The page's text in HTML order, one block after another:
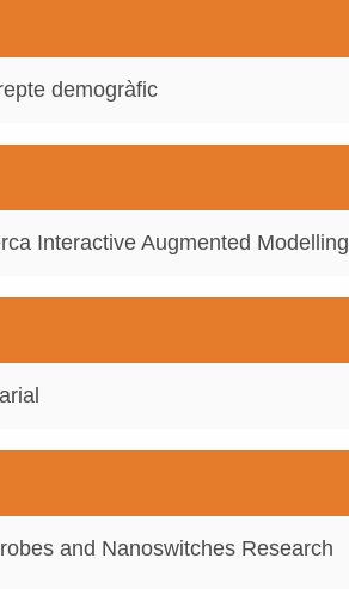
demogràfic
Interactive Augmented Modelling
and Nanoswitches Research